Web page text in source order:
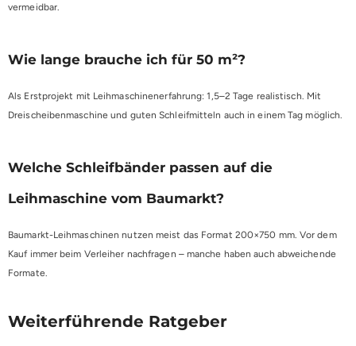
vermeidbar.
Wie lange brauche ich für 50 m²?
Als Erstprojekt mit Leihmaschinenerfahrung: 1,5–2 Tage realistisch. Mit
Dreischeibenmaschine und guten Schleifmitteln auch in einem Tag möglich.
Welche Schleifbänder passen auf die
Leihmaschine vom Baumarkt?
Baumarkt-Leihmaschinen nutzen meist das Format 200×750 mm. Vor dem
Kauf immer beim Verleiher nachfragen – manche haben auch abweichende
Formate.
Weiterführende Ratgeber